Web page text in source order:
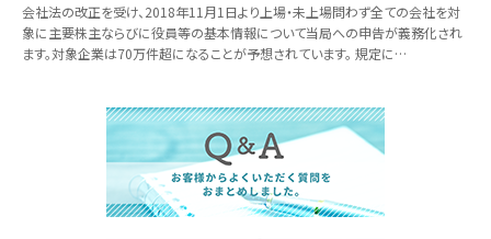
会社法の改正を受け、2018年11月1日より上場・未上場問わず全ての会社を対
象に主要株主ならびに役員等の基本情報について当局への申告が義務化され
ます。対象企業は70万件超になることが予想されています。 規定に…